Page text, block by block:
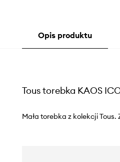
Opis produktu
Tous torebka KAOS
Mała torebka z kolekcji